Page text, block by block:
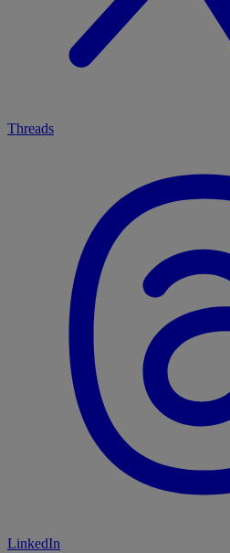
Threads
LinkedIn